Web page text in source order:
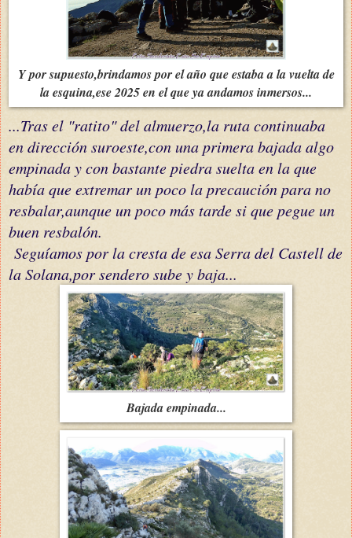
Y por supuesto,brindamos por el año que estaba a la vuelta de
la esquina,ese 2025 en el que ya andamos inmersos...
...Tras el "ratito" del almuerzo,la ruta continuaba
en dirección suroeste,con una primera bajada algo
empinada y con bastante piedra suelta en la que
había que extremar un poco la precaución para no
resbalar,aunque un poco más tarde si que pegue un
buen resbalón.
Seguíamos por la cresta de esa Serra del Castell de
la Solana,por sendero sube y baja...
Bajada empinada...